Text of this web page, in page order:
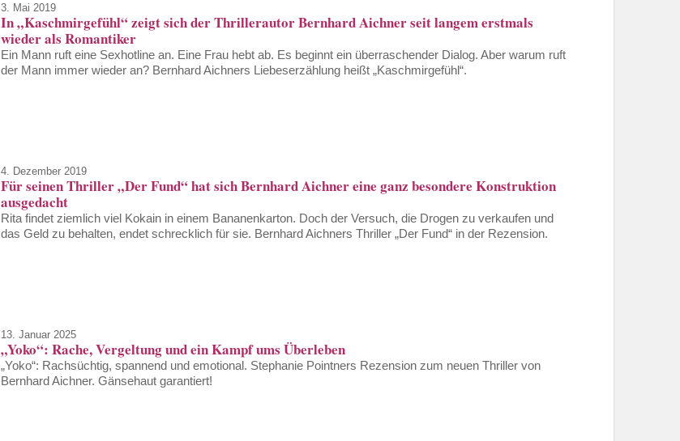
3. Mai 2019
In „Kaschmirgefühl“ zeigt sich der Thrillerautor Bernhard Aichner seit langem erstmals
wieder als Romantiker
Ein Mann ruft eine Sexhotline an. Eine Frau hebt ab. Es beginnt ein überraschender Dialog. Aber warum ruft
der Mann immer wieder an? Bernhard Aichners Liebeserzählung heißt „Kaschmirgefühl“.
4. Dezember 2019
Für seinen Thriller „Der Fund“ hat sich Bernhard Aichner eine ganz besondere Konstruktion
ausgedacht
Rita findet ziemlich viel Kokain in einem Bananenkarton. Doch der Versuch, die Drogen zu verkaufen und
das Geld zu behalten, endet schrecklich für sie. Bernhard Aichners Thriller „Der Fund“ in der Rezension.
13. Januar 2025
„Yoko“: Rache, Vergeltung und ein Kampf ums Überleben
„Yoko“: Rachsüchtig, spannend und emotional. Stephanie Pointners Rezension zum neuen Thriller von
Bernhard Aichner. Gänsehaut garantiert!